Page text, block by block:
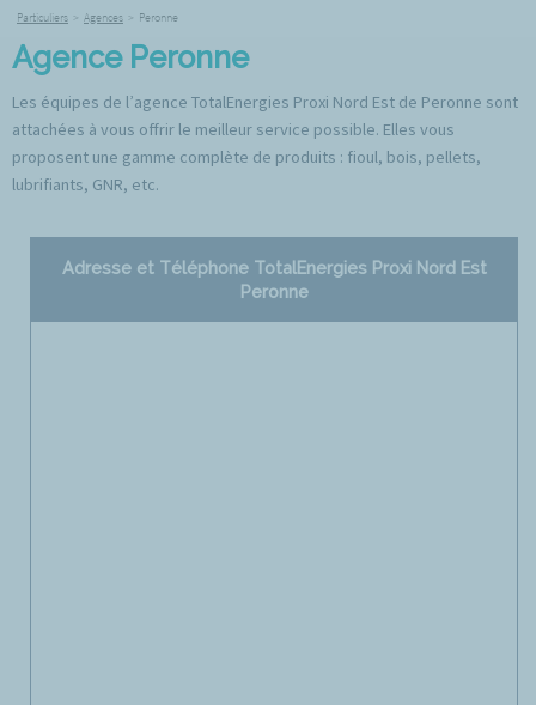
Particuliers > Agences > Peronne
Agence Peronne
Les équipes de l’agence TotalEnergies Proxi Nord Est de Peronne sont
attachées à vous offrir le meilleur service possible. Elles vous
proposent une gamme complète de produits : fioul, bois, pellets,
lubrifiants, GNR, etc.
Adresse et Téléphone TotalEnergies Proxi Nord Est
Peronne